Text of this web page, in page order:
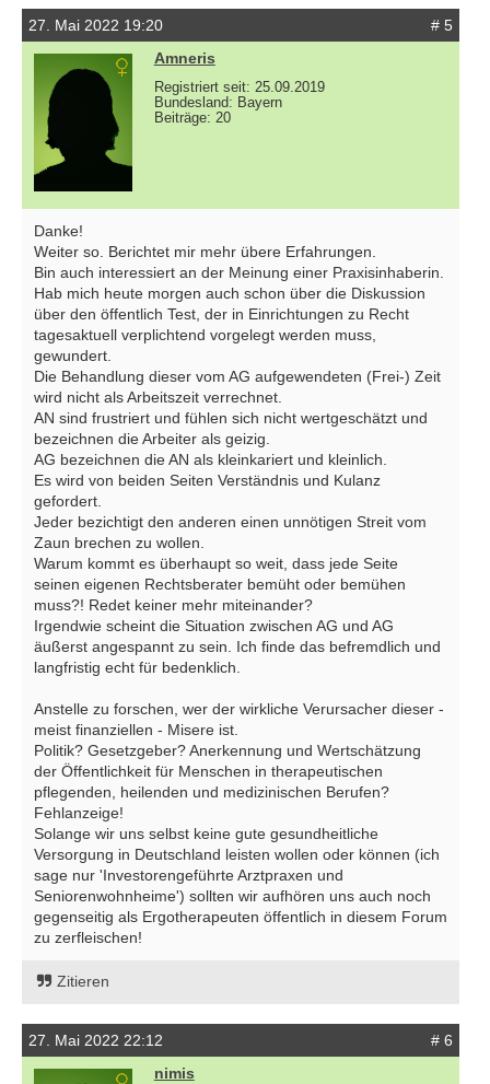
27. Mai 2022 19:20
# 5
Amneris
Registriert seit: 25.09.2019
Bundesland: Bayern
Beiträge: 20
Danke!
Weiter so. Berichtet mir mehr übere Erfahrungen.
Bin auch interessiert an der Meinung einer Praxisinhaberin.
Hab mich heute morgen auch schon über die Diskussion
über den öffentlich Test, der in Einrichtungen zu Recht
tagesaktuell verplichtend vorgelegt werden muss,
gewundert.
Die Behandlung dieser vom AG aufgewendeten (Frei-) Zeit
wird nicht als Arbeitszeit verrechnet.
AN sind frustriert und fühlen sich nicht wertgeschätzt und
bezeichnen die Arbeiter als geizig.
AG bezeichnen die AN als kleinkariert und kleinlich.
Es wird von beiden Seiten Verständnis und Kulanz
gefordert.
Jeder bezichtigt den anderen einen unnötigen Streit vom
Zaun brechen zu wollen.
Warum kommt es überhaupt so weit, dass jede Seite
seinen eigenen Rechtsberater bemüht oder bemühen
muss?! Redet keiner mehr miteinander?
Irgendwie scheint die Situation zwischen AG und AG
äußerst angespannt zu sein. Ich finde das befremdlich und
langfristig echt für bedenklich.
Anstelle zu forschen, wer der wirkliche Verursacher dieser -
meist finanziellen - Misere ist.
Politik? Gesetzgeber? Anerkennung und Wertschätzung
der Öffentlichkeit für Menschen in therapeutischen
pflegenden, heilenden und medizinischen Berufen?
Fehlanzeige!
Solange wir uns selbst keine gute gesundheitliche
Versorgung in Deutschland leisten wollen oder können (ich
sage nur 'Investorengeführte Arztpraxen und
Seniorenwohnheime') sollten wir aufhören uns auch noch
gegenseitig als Ergotherapeuten öffentlich in diesem Forum
zu zerfleischen!
Zitieren
27. Mai 2022 22:12
# 6
nimis